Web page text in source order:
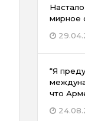
мирное
“Я
что